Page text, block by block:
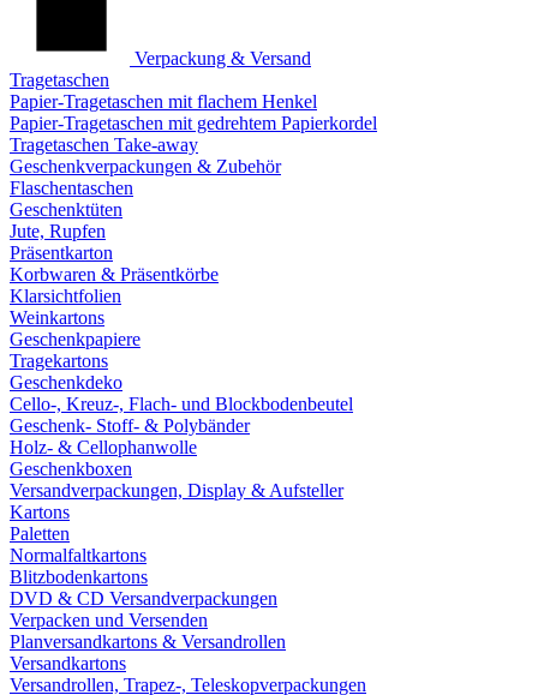
Verpackung & Versand
Tragetaschen
Papier-Tragetaschen mit flachem Henkel
Papier-Tragetaschen mit gedrehtem Papierkordel
Tragetaschen Take-away
Geschenkverpackungen & Zubehör
Flaschentaschen
Geschenktüten
Jute, Rupfen
Präsentkarton
Korbwaren & Präsentkörbe
Klarsichtfolien
Weinkartons
Geschenkpapiere
Tragekartons
Geschenkdeko
Cello-, Kreuz-, Flach- und Blockbodenbeutel
Geschenk- Stoff- & Polybänder
Holz- & Cellophanwolle
Geschenkboxen
Versandverpackungen, Display & Aufsteller
Kartons
Paletten
Normalfaltkartons
Blitzbodenkartons
DVD & CD Versandverpackungen
Verpacken und Versenden
Planversandkartons & Versandrollen
Versandkartons
Versandrollen, Trapez-, Teleskopverpackungen